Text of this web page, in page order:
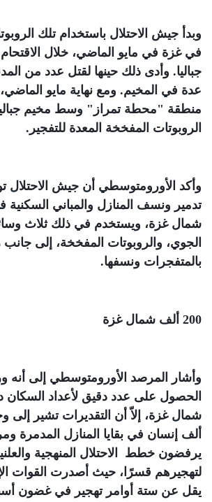
وبدأ جيش الاحتلال باستخدام تلك
في غزة في مايو الماضي، خلال الاقتحام
جباليا. وأدى ذلك حينها لقتل عدد من
عدة في المخيم. ومع نهاية مايو
منطقة "محطة تمراز" وسط مخيم
الروبوتات المفخخة المعدة للتفجير .
وأكد الأورومتوسطي أن جيش
تدمير ونسف المنازل والمباني
شمال غزة، ويستخدم في ذلك ثلاث
الجوي، والروبوتات المفخخة، إلى جانب
بالمتفجرات ونسفها.
200 ألف شمال غزة
وأشار المرصد الأورومتوسطي إلى أنه
الحصول على عدد دقيق لأعداد
ألف إنسان في بقايا المنازل المدمرة
يرفضون خطط الاحتلال المنهجية
لتهجيرهم قسرًا، حيث أصدرت القوات
يقل عن ستة أوامر تهجير في غضون